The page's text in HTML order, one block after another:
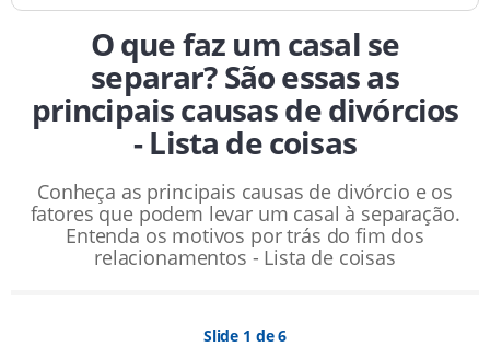
O que faz um casal se
separar? São essas as
principais causas de divórcios
- Lista de coisas
Conheça as principais causas de divórcio e os
fatores que podem levar um casal à separação.
Entenda os motivos por trás do fim dos
relacionamentos - Lista de coisas
Slide 1 de 6